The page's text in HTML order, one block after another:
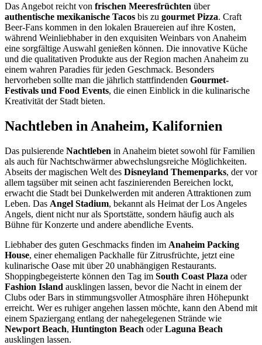
Das Angebot reicht von frischen Meeresfrüchten über
authentische mexikanische Tacos bis zu gourmet Pizza. Craft
Beer-Fans kommen in den lokalen Brauereien auf ihre Kosten,
während Weinliebhaber in den exquisiten Weinbars von Anaheim
eine sorgfältige Auswahl genießen können. Die innovative Küche
und die qualitativen Produkte aus der Region machen Anaheim zu
einem wahren Paradies für jeden Geschmack. Besonders
hervorheben sollte man die jährlich stattfindenden Gourmet-
Festivals und Food Events, die einen Einblick in die kulinarische
Kreativität der Stadt bieten.
Nachtleben in Anaheim, Kalifornien
Das pulsierende Nachtleben in Anaheim bietet sowohl für Familien
als auch für Nachtschwärmer abwechslungsreiche Möglichkeiten.
Abseits der magischen Welt des Disneyland Themenparks, der vor
allem tagsüber mit seinen acht faszinierenden Bereichen lockt,
erwacht die Stadt bei Dunkelwerden mit anderen Attraktionen zum
Leben. Das Angel Stadium, bekannt als Heimat der Los Angeles
Angels, dient nicht nur als Sportstätte, sondern häufig auch als
Bühne für Konzerte und andere abendliche Events.
Liebhaber des guten Geschmacks finden im Anaheim Packing
House, einer ehemaligen Packhalle für Zitrusfrüchte, jetzt eine
kulinarische Oase mit über 20 unabhängigen Restaurants.
Shoppingbegeisterte können den Tag im South Coast Plaza oder
Fashion Island ausklingen lassen, bevor die Nacht in einem der
Clubs oder Bars in stimmungsvoller Atmosphäre ihren Höhepunkt
erreicht. Wer es ruhiger angehen lassen möchte, kann den Abend mit
einem Spaziergang entlang der nahegelegenen Strände wie
Newport Beach, Huntington Beach oderLaguna Beach
ausklingen lassen.